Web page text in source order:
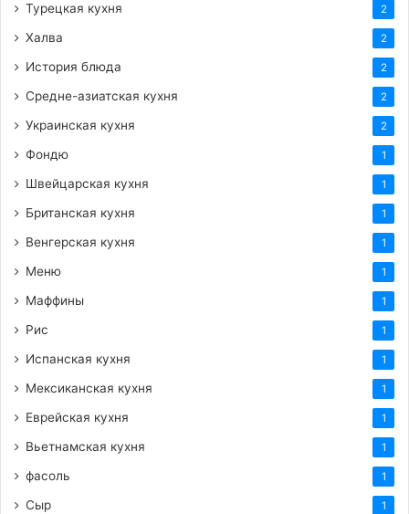
Турецкая кухня 2
Халва 2
История блюда 2
Средне-азиатская кухня 2
Украинская кухня 2
Фондю 1
Швейцарская кухня 1
Британская кухня 1
Венгерская кухня 1
Меню 1
Маффины 1
Рис 1
Испанская кухня 1
Мексиканская кухня 1
Еврейская кухня 1
Вьетнамская кухня 1
фасоль 1
Сыр 1